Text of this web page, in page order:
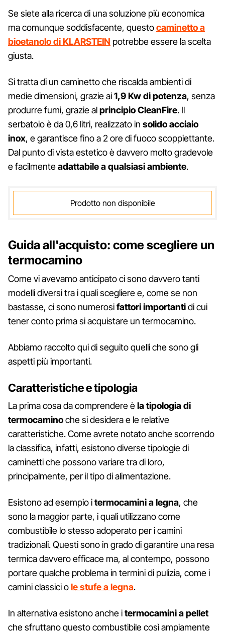
Se siete alla ricerca di una soluzione più economica
ma comunque soddisfacente, questocaminetto a
bioetanolo di KLARSTEIN potrebbe essere la scelta
giusta.
Si tratta di un caminetto che riscalda ambienti di
medie dimensioni, grazie ai1,9 Kw di potenza, senza
produrre fumi, grazie alprincipio CleanFire. Il
serbatoio è da 0,6 litri, realizzato in solido acciaio
inox, e garantisce fino a 2 ore di fuoco scoppiettante.
Dal punto di vista estetico è davvero molto gradevole
e facilmenteadattabile a qualsiasi ambiente.
Prodotto non disponibile
Guida all'acquisto: come scegliere un
termocamino
Come vi avevamo anticipato ci sono davvero tanti
modelli diversi tra i quali scegliere e, come se non
bastasse, ci sono numerosifattori importantidi cui
tener conto prima si acquistare un termocamino.
Abbiamo raccolto qui di seguito quelli che sono gli
aspetti più importanti.
Caratteristiche e tipologia
La prima cosa da comprendere èla tipologia di
termocaminoche si desidera e le relative
caratteristiche. Come avrete notato anche scorrendo
la classifica, infatti, esistono diverse tipologie di
caminetti che possono variare tra di loro,
principalmente, per il tipo di alimentazione.
Esistono ad esempio itermocamini a legna, che
sono la maggior parte, i quali utilizzano come
combustibile lo stesso adoperato per i camini
tradizionali. Questi sono in grado di garantire una resa
termica davvero efficace ma, al contempo, possono
portare qualche problema in termini di pulizia, come i
camini classici ole stufe a legna.
In alternativa esistono anche itermocamini a pellet
che sfruttano questo combustibile così ampiamente